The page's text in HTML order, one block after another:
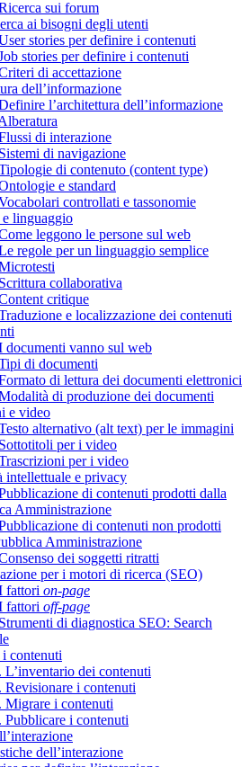
sui forum
ai bisogni degli utenti
stories per definire i contenuti
stories per definire i contenuti
di accettazione
dell’informazione
l’architettura dell’informazione
di interazione
di navigazione
di contenuto (content type)
e standard
controllati e tassonomie
linguaggio
leggono le persone sul web
regole per un linguaggio semplice
collaborativa
critique
e localizzazione dei contenuti
documenti vanno sul web
di documenti
di lettura dei documenti elettronici
di produzione dei documenti
e video
alternativo (alt text) per le immagini
per i video
per i video
intellettuale e privacy
di contenuti prodotti dalla
Amministrazione
di contenuti non prodotti
Amministrazione
dei soggetti ritratti
per i motori di ricerca (SEO)
fattori on-page
fattori off-page
di diagnostica SEO: Search
contenuti
L’inventario dei contenuti
Revisionare i contenuti
Migrare i contenuti
Pubblicare i contenuti
dell’interazione